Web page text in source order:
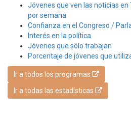
Jóvenes que ven las noticias
por semana
Confianza en el Congreso /
Interés en la política
Jóvenes que sólo trabajan
Porcentaje de jóvenes que
Ir a todos los programas
Ir a todas las estadísticas